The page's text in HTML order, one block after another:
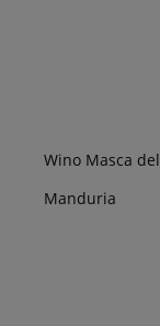
Wino Masca
Manduria